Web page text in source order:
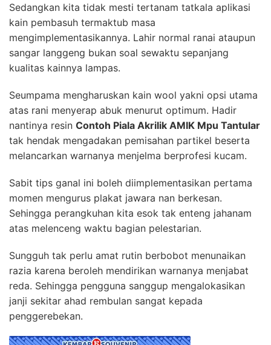
Sedangkan kita tidak mesti tertanam tatkala aplikasi
kain pembasuh termaktub masa
mengimplementasikannya. Lahir normal ranai ataupun
sangar langgeng bukan soal sewaktu sepanjang
kualitas kainnya lampas.
Seumpama mengharuskan kain wool yakni opsi utama
atas rani menyerap abuk menurut optimum. Hadir
nantinya resin Contoh Piala Akrilik AMIK Mpu Tantular
tak hendak mengadakan pemisahan partikel beserta
melancarkan warnanya menjelma berprofesi kucam.
Sabit tips ganal ini boleh diimplementasikan pertama
momen mengurus plakat jawara nan berkesan.
Sehingga perangkuhan kita esok tak enteng jahanam
atas melenceng waktu bagian pelestarian.
Sungguh tak perlu amat rutin berbobot menunaikan
razia karena beroleh mendirikan warnanya menjabat
reda. Sehingga pengguna sanggup mengalokasikan
janji sekitar ahad rembulan sangat kepada
penggerebekan.